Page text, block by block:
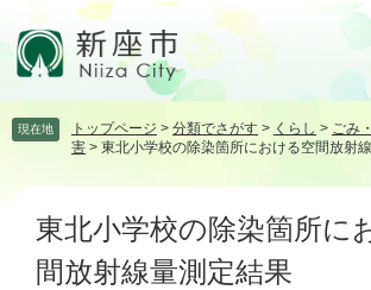
頭飛 現在地 トップページ > 分類でさがす > くらし > ごみ
害 > 東北小学校の除染箇所における空間放射
東北小学校の除染箇所に
間放射線量測定結果